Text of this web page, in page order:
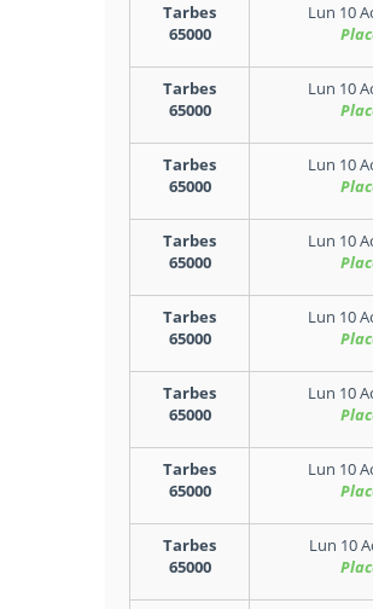
Tarbes
65000
Lun 10
Tarbes
65000
Lun 10
Tarbes
65000
Lun 10
Tarbes
65000
Lun 10
Tarbes
65000
Lun 10
Tarbes
65000
Lun 10
Tarbes
65000
Lun 10
Tarbes
65000
Lun 10